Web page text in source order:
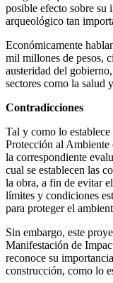
posible efecto sobre
arqueológico tan
Económicamente
mil millones de pesos,
austeridad del
sectores como la salud
Contradicciones
Tal y como lo
Protección al
la correspondiente
cual se establecen las
la obra, a fin de evitar
límites y condiciones
para proteger el
Sin embargo, este
Manifestación de
reconoce su
construcción, como lo